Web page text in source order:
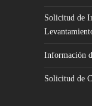
Solicitud de
Información
Solicitud de